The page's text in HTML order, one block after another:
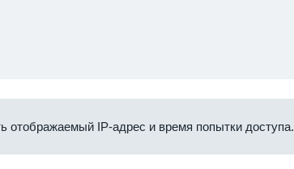
отображаемый IP-адрес и время попытки доступа.